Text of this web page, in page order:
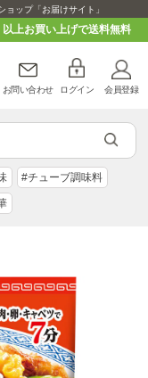
ップ「お届けサイト」
以上お買い上げで送料無料
お問い合わせ ログイン 会員登録
#チューブ調味料